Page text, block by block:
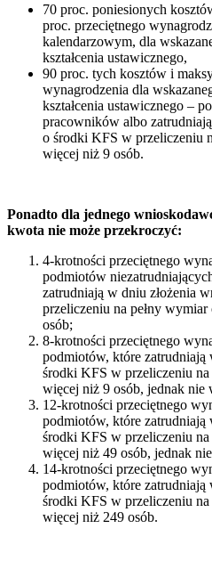
70 proc. poniesionych
proc. przeciętnego
kalendarzowym, dla
kształcenia ustawicznego,
90 proc. tych kosztów i
wynagrodzenia dla
kształcenia ustawicznego –
pracowników albo
o środki KFS w przeliczeniu
więcej niż 9 osób.
Ponadto dla jednego
kwota nie może przekroczyć:
4-krotności przeciętnego
podmiotów
zatrudniają w dniu złożenia
przeliczeniu na pełny
osób;
8-krotności przeciętnego
podmiotów, które zatrudniają
środki KFS w przeliczeniu na
więcej niż 9 osób, jednak nie
12-krotności przeciętnego
podmiotów, które zatrudniają
środki KFS w przeliczeniu na
więcej niż 49 osób, jednak
14-krotności przeciętnego
podmiotów, które zatrudniają
środki KFS w przeliczeniu na
więcej niż 249 osób.